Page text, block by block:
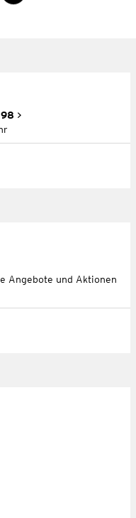
Angebote und Aktionen